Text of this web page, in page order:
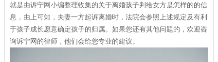
就是由诉宁网小编整理收集的关于离婚孩子判给女方是怎样的的信
息，由上可知，夫妻一方起诉离婚时，法院会参照上述规定及有利
于孩子成长愿意确定孩子的归属。如果您还有其他问题的，欢迎咨
询诉宁网的律师，他们会给您专业的建议。